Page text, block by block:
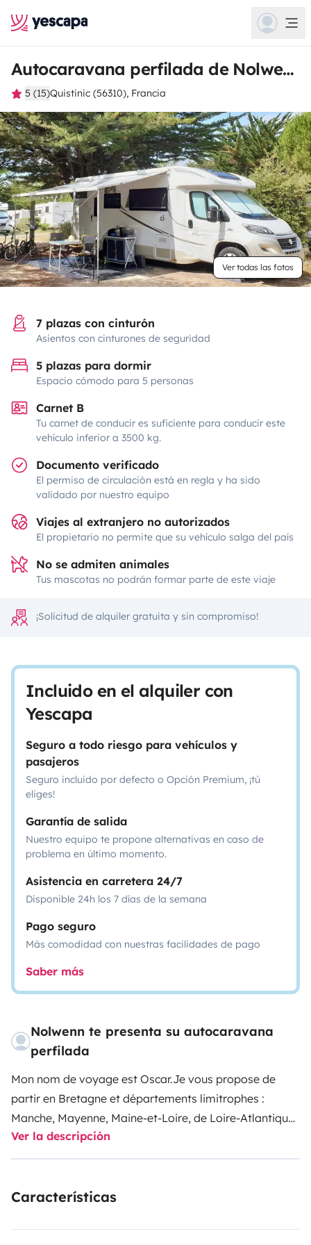
Autocaravana perfilada de Nolwenn
5 (15)Quistinic (56310), Francia
Ver todas las fotos
7 plazas con cinturón
Asientos con cinturones de seguridad
5 plazas para dormir
Espacio cómodo para 5 personas
Carnet B
Tu carnet de conducir es suficiente para conducir este
vehículo inferior a 3500 kg.
Documento verificado
El permiso de circulación está en regla y ha sido
validado por nuestro equipo
Viajes al extranjero no autorizados
El propietario no permite que su vehículo salga del país
No se admiten animales
Tus mascotas no podrán formar parte de este viaje
¡Solicitud de alquiler gratuita y sin compromiso!
Incluido en el alquiler con
Yescapa
Seguro a todo riesgo para vehículos y
pasajeros
Seguro incluido por defecto o Opción Premium, ¡tú
eliges!
Garantía de salida
Nuestro equipo te propone alternativas en caso de
problema en último momento.
Asistencia en carretera 24/7
Disponible 24h los 7 días de la semana
Pago seguro
Más comodidad con nuestras facilidades de pago
Saber más
Nolwenn te presenta su autocaravana
perfilada
Mon nom de voyage est Oscar.Je vous propose de
partir en Bretagne et départements limitrophes :
Manche, Mayenne, Maine-et-Loire, de Loire-Atlantique
(pas au-delà).Oscar ne prend pas de vélos, et n'a pas
de porte vélos (suite malheureusement à des
amis, en évènements (mariage, anniversaire..).
Ver la descripción
Características